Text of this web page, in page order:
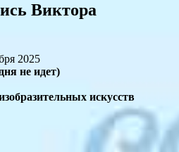
Виктора
2025
не идет)
искусств